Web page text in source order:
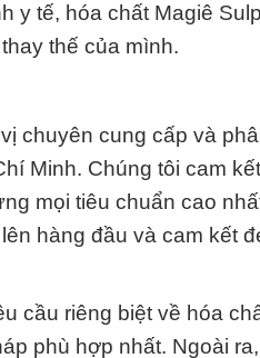
tế, hóa chất Magiê
thế của mình.
chuyên cung cấp và
Minh. Chúng tôi cam
mọi tiêu chuẩn cao
hàng đầu và cam kết
cầu riêng biệt về hóa
phù hợp nhất. Ngoài